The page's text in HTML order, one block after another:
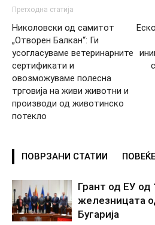
Претходна статија
Николовски од самитот
„Отворен Балкан“: Ги
усогласуваме ветеринарните
сертификати и
овозможуваме полесна
трговија на живи животни и
производи од животинско
потекло
ПОВРЗАНИ СТАТИИ
Грант од ЕУ од
железницата
Бугарија